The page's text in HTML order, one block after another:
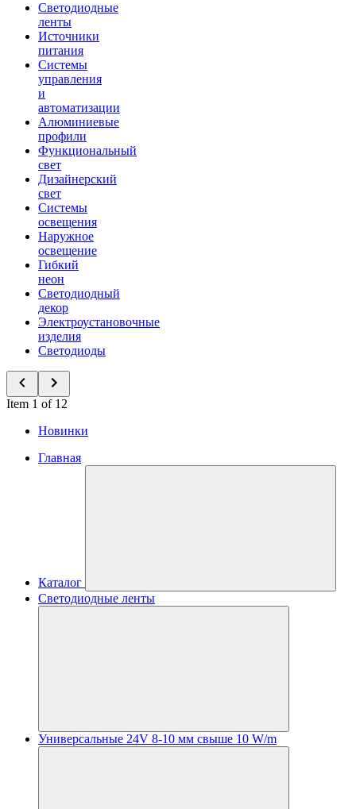
Светодиодные
ленты
Источники
питания
Системы
управления
и
автоматизации
Алюминиевые
профили
Функциональный
свет
Дизайнерский
свет
Системы
освещения
Наружное
освещение
Гибкий
неон
Светодиодный
декор
Электроустановочные
изделия
Светодиоды
Item 1 of 12
Новинки
Главная
Каталог
Светодиодные ленты
Универсальные 24V 8-10 мм свыше 10 W/m